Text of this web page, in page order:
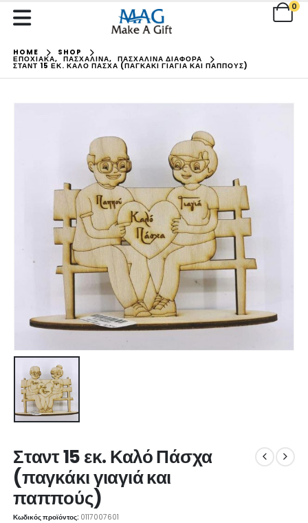
0
HOME SHOP
ΕΠΟΧΙΑΚΑ, ΠΑΣΧΑΛΙΝΑ, ΠΑΣΧΑΛΙΝΑ ΔΙΑΦΟΡΑ
ΣΤΑΝΤ 15 ΕΚ. ΚΑΛΌ ΠΆΣΧΑ (ΠΑΓΚΆΚΙ ΓΙΑΓΙΆ ΚΑΙ ΠΑΠΠΟΎΣ)
Σταντ 15 εκ. Καλό Πάσχα
(παγκάκι γιαγιά και
παππούς)
Κωδικός προϊόντος: 0117007601